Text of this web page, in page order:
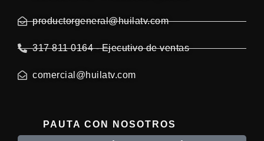
productorgeneral@huilatv.com
317 811 0164 - Ejecutivo de ventas
comercial@huilatv.com
PAUTA CON NOSOTROS